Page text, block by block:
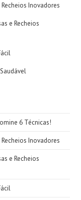
Recheios Inovadores
e Recheios
6 Técnicas!
Recheios Inovadores
e Recheios